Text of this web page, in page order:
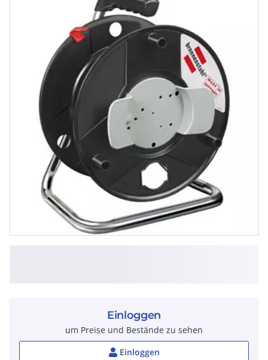
Einloggen
um Preise und Bestände zu sehen
Einloggen